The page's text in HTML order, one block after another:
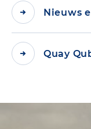
Nieuws
Quay